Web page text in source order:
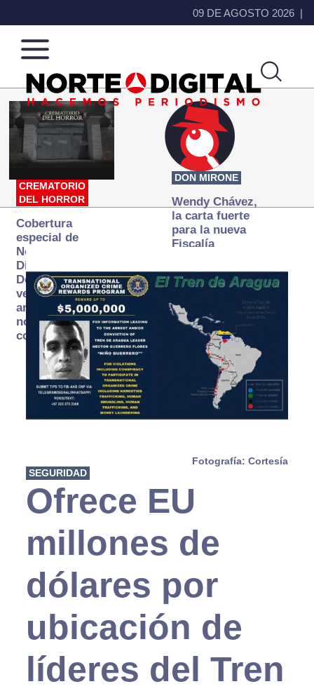
09 DE AGOSTO 2026
Norte
de
Ciudad
Más
que
noticias,
hacemos periodismo
CREMATORIO
DEL HORROR
Cobertura
especial de
Norte
Digital:
Donde la
verdad
arde… pero
no se
consume
DON MIRONE
Wendy Chávez,
la carta fuerte
para la nueva
Fiscalía
Fotografía: Cortesía
SEGURIDAD
Ofrece EU
millones de
dólares por
ubicación de
líderes del Tren